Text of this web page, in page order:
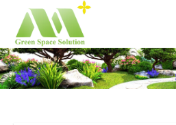
content